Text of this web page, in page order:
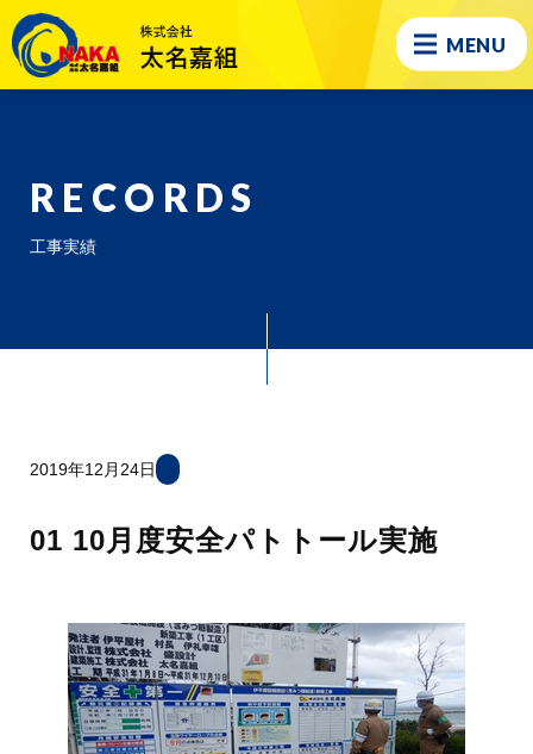
MENU
RECORDS
工事実績
2019年12月24日
01 10月度安全パトトール実施